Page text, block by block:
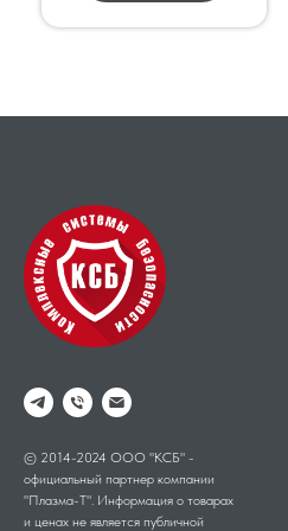
© 2014-2024 ООО "КСБ" -
официальный партнер компании
"Плазма-Т". Информация о товарах
и ценах не является публичной